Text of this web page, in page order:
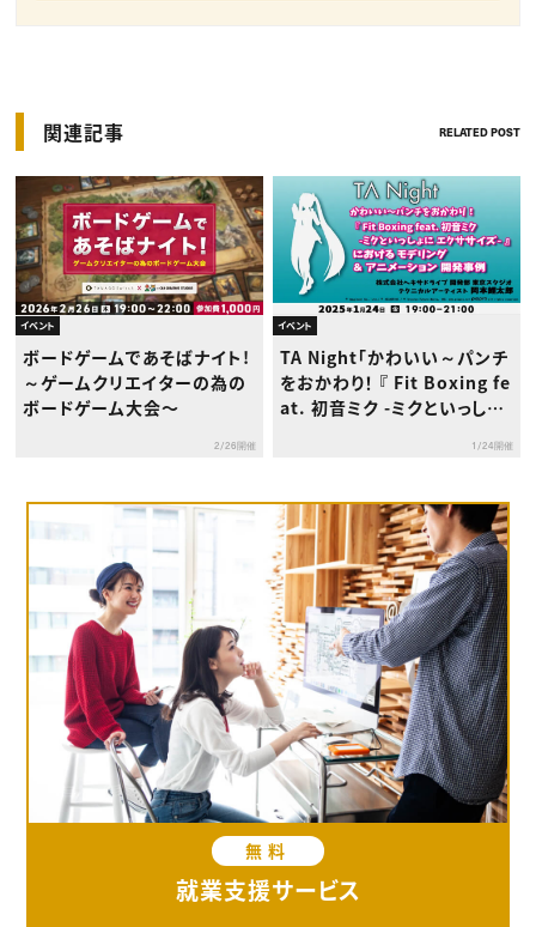
関連記事 RELATED POST
イベント
ボードゲームであそばナイト!
～ゲームクリエイターの為の
ボードゲーム大会〜
2/26開催
イベント
TA Night「かわいい～パンチ
をおかわり！ 『 Fit Boxing fe
at. 初音ミク -ミクといっしょ
モデリング ＆ アニメーション
1/24開催
無料
就業支援サービス